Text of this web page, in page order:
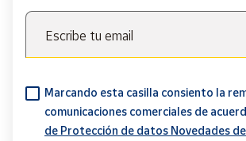
Escribe tu email
Marcando esta casilla consiento la
comunicaciones comerciales de
de Protección de datos Novedades